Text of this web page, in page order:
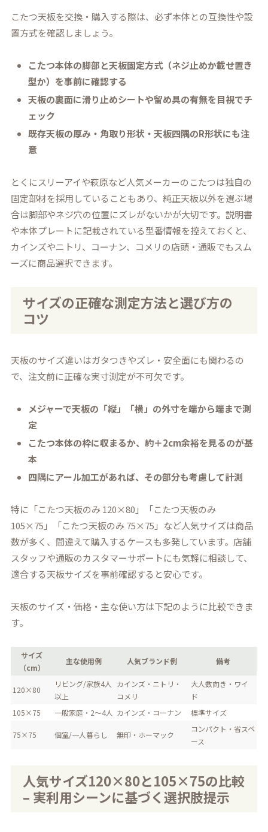
こたつ天板を交換・購入する際は、必ず本体との互換性や設
置方式を確認しましょう。
こたつ本体の脚部と天板固定方式（ネジ止めか載せ置き
型か）を事前に確認する
天板の裏面に滑り止めシートや留め具の有無を目視でチ
ェック
既存天板の厚み・角取り形状・天板四隅のR形状にも注
意
とくにスリーアイや萩原など人気メーカーのこたつは独自の
固定部材を採用していることもあり、純正天板以外を選ぶ場
合は脚部やネジ穴の位置にズレがないかが大切です。説明書
や本体プレートに記載されている型番情報を控えておくと、
カインズやニトリ、コーナン、コメリの店頭・通販でもスム
ーズに商品選択できます。
サイズの正確な測定方法と選び方の
コツ
天板のサイズ違いはガタつきやズレ・安全面にも関わるの
で、注文前に正確な実寸測定が不可欠です。
メジャーで天板の「縦」「横」の外寸を端から端まで測
定
こたつ本体の枠に収まるか、約＋2cm余裕を見るのが基
本
四隅にアール加工があれば、その部分も考慮して計測
特に「こたつ天板のみ 120×80」「こたつ天板のみ
105×75」「こたつ天板のみ 75×75」など人気サイズは商品
数が多く、間違えて購入するケースも多発しています。店舗
スタッフや通販のカスタマーサポートにも気軽に相談して、
適合する天板サイズを事前確認すると安心です。
天板のサイズ・価格・主な使い方は下記のように比較できま
す。
サイズ
（cm）
主な使用例 人気ブランド例 備考
120×80
リビング/家族4人
以上
カインズ・ニトリ・
コメリ
大人数向き・ワイ
ド
105×75
一般家庭・2～4人 カインズ・コーナン 標準サイズ
75×75 個室/一人暮らし 無印・ホーマック
コンパクト・省スペ
ース
人気サイズ120×80と105×75の比較
– 実利用シーンに基づく選択肢提示